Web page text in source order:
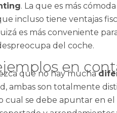
. La que es más
incluso tiene ventajas
es más conveniente
del coche.
en
que no hay mucha
ambas son totalmente
se debe apuntar en el